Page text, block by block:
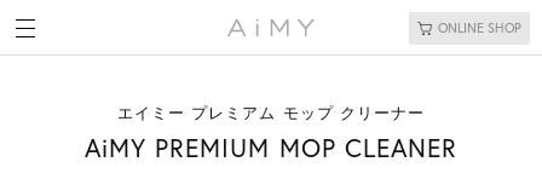
ONLINE SHOP
エイミー プレミアム モップ クリーナー
AiMY PREMIUM MOP CLEANER